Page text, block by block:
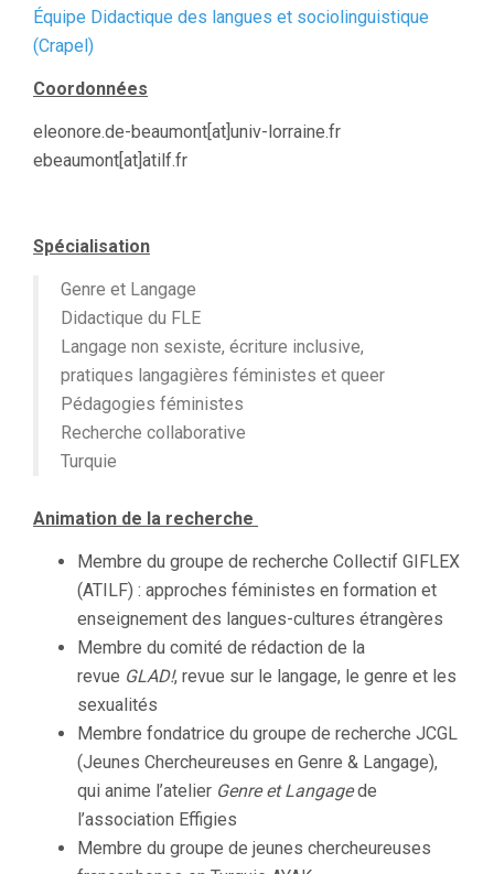
Équipe Didactique des langues et sociolinguistique
(Crapel)
Coordonnées
eleonore.de-beaumont[at]univ-lorraine.fr
ebeaumont[at]atilf.fr
Spécialisation
Genre et Langage
Didactique du FLE
Langage non sexiste, écriture inclusive,
pratiques langagières féministes et queer
Pédagogies féministes
Recherche collaborative
Turquie
Animation de la recherche
Membre du groupe de recherche Collectif GIFLEX
(ATILF) : approches féministes en formation et
enseignement des langues-cultures étrangères
Membre du comité de rédaction de la
revue GLAD!, revue sur le langage, le genre et les
sexualités
Membre fondatrice du groupe de recherche JCGL
(Jeunes Chercheureuses en Genre & Langage),
qui anime l’atelier Genre et Langagede
l’association Effigies
Membre du groupe de jeunes chercheureuses